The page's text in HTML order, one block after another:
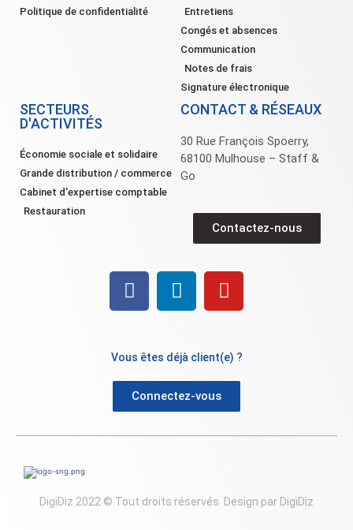
Politique de confidentialité
Entretiens
Congés et absences
Communication
Notes de frais
Signature électronique
SECTEURS
D'ACTIVITÉS
Économie sociale et solidaire
Grande distribution / commerce
Cabinet d'expertise comptable
Restauration
CONTACT & RÉSEAUX
30 Rue François Spoerry,
68100 Mulhouse – Staff &
Go
Contactez-nous
Vous êtes déjà client(e) ?
Connectez-vous
DigiDiz 2022 © Tout droits réservés. Design par DigiDiz